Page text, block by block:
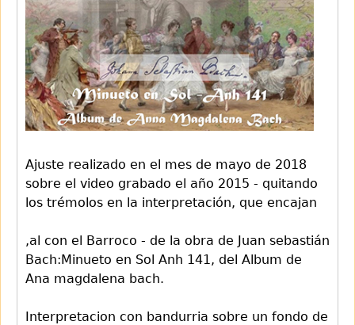
Ajuste realizado en el mes de mayo de 2018
sobre el video grabado el año 2015 - quitando
los trémolos en la interpretación, que encajan
,al con el Barroco - de la obra de Juan sebastián
Bach:Minueto en Sol Anh 141, del Album de
Ana magdalena bach.
Interpretacion con bandurria sobre un fondo de